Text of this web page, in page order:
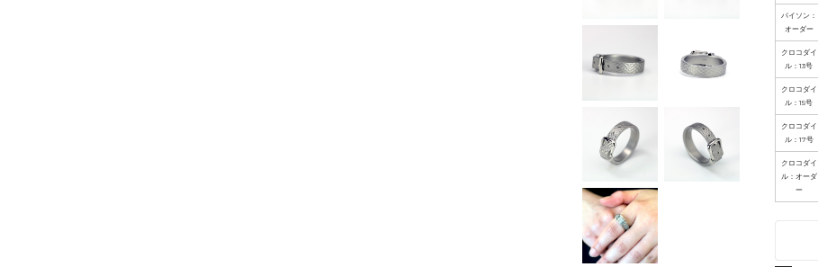
パイソン：
オーダー
クロコダイ
ル：13号
クロコダイ
ル：15号
クロコダイ
ル：17号
クロコダイ
ル：オーダ
ー